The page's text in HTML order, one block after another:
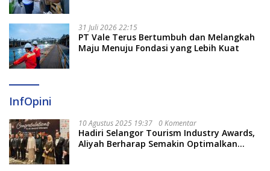
31 Juli 2026 22:15
PT Vale Terus Bertumbuh dan Melangkah
Maju Menuju Fondasi yang Lebih Kuat
InfOpini
10 Agustus 2025 19:37 0 Komentar
Hadiri Selangor Tourism Industry Awards,
Aliyah Berharap Semakin Optimalkan